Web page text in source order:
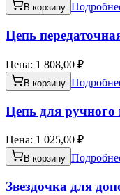
В корзину
Цепь
Цена: 1 808,00 ₽
В корзину
Цепь для ручного
Цена: 1 025,00 ₽
В корзину
Звездочка для